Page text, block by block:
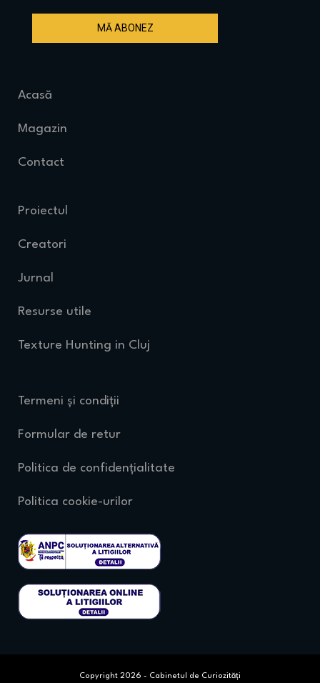
MĂ ABONEZ
Acasă
Magazin
Contact
Proiectul
Creatori
Jurnal
Resurse utile
Texture Hunting in Cluj
Termeni și condiții
Formular de retur
Politica de confidențialitate
Politica cookie-urilor
Copyright 2026 - Cabinetul de Curiozități